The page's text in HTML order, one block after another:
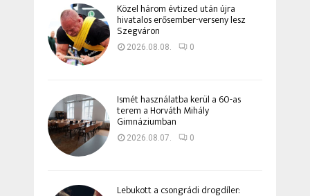
Közel három évtized után újra
hivatalos erősember-verseny lesz
Szegváron
2026.08.08. 0
Ismét használatba kerül a 60-as
terem a Horváth Mihály
Gimnáziumban
2026.08.07. 0
Lebukott a csongrádi drogdíler: